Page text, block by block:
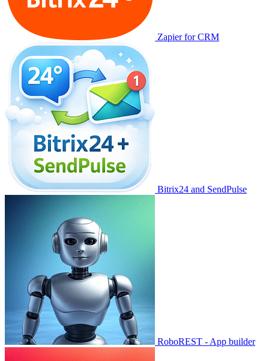
Zapier for CRM
Bitrix24 and SendPulse
RoboREST - App builder